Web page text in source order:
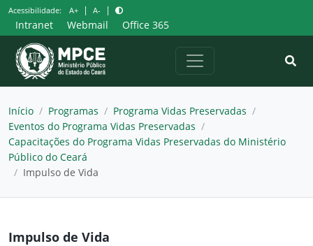
Pular
para
o
conteúdo
Acessibilidade: A+ | A- |
Intranet Webmail Office 365
Início / Programas / Programa Vidas Preservadas /
Eventos do Programa Vidas Preservadas /
Capacitações do Programa Vidas Preservadas do Ministério
Público do Ceará
/ Impulso de Vida
Impulso de Vida